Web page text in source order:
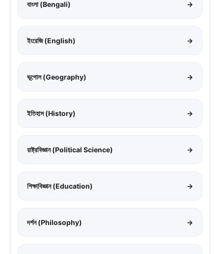
বাংলা (Bengali) →
ইংরেজি (English) →
ভূগোল (Geography) →
ইতিহাস (History) →
রাষ্ট্রবিজ্ঞান (Political Science) →
শিক্ষাবিজ্ঞান (Education) →
দর্শন (Philosophy) →